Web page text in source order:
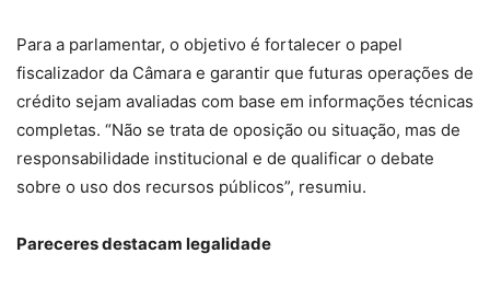
Para a parlamentar, o objetivo é fortalecer o papel
fiscalizador da Câmara e garantir que futuras operações de
crédito sejam avaliadas com base em informações técnicas
completas. “Não se trata de oposição ou situação, mas de
responsabilidade institucional e de qualificar o debate
sobre o uso dos recursos públicos”, resumiu.
Pareceres destacam legalidade